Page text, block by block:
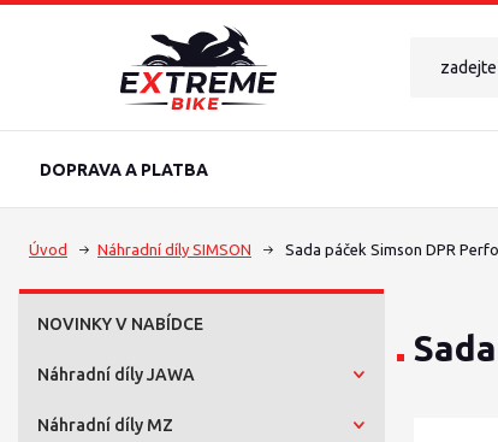
DOPRAVA A PLATBA
Úvod Náhradní díly SIMSON Sada páček Simson DPR
NOVINKY V NABÍDCE
Náhradní díly JAWA
Náhradní díly MZ